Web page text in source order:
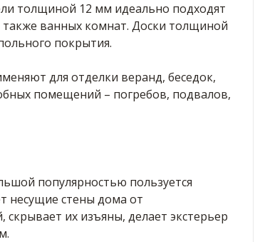
толщиной 12 мм идеально подходят
ванных комнат. Доски толщиной
покрытия.
для отделки веранд, беседок,
помещений – погребов, подвалов,
популярностью пользуется
несущие стены дома от
их изъяны, делает экстерьер